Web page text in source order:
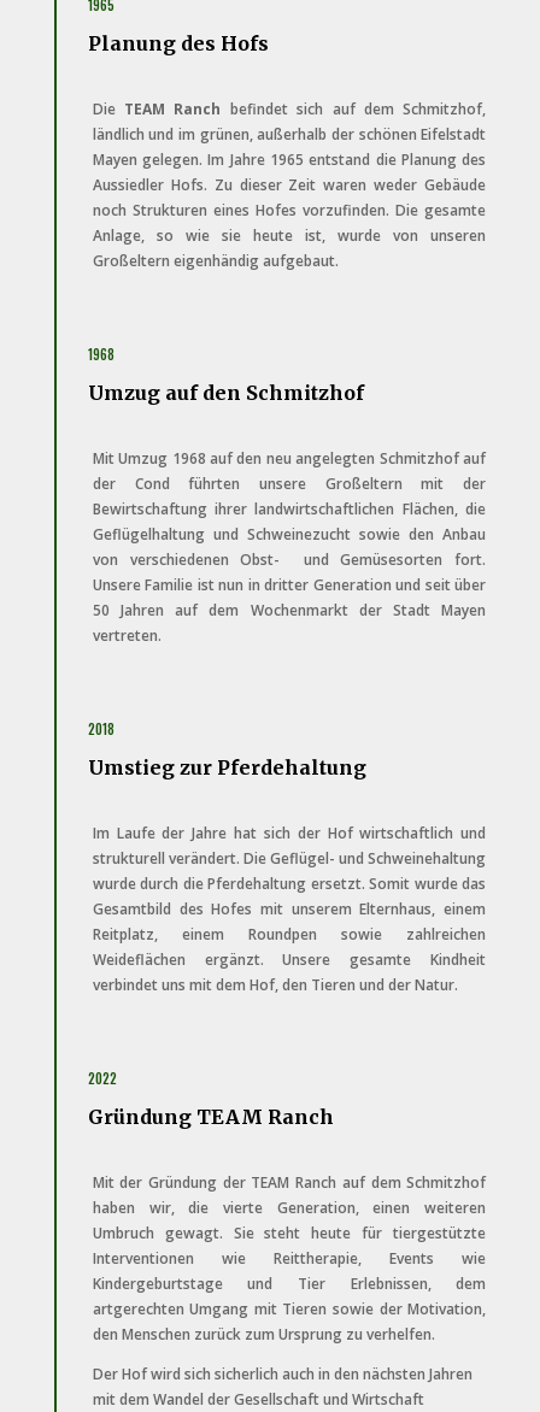
1965
Planung des Hofs
Die TEAM Ranch befindet sich auf dem Schmitzhof,
ländlich und im grünen, außerhalb der schönen Eifelstadt
Mayen gelegen. Im Jahre 1965 entstand die Planung des
Aussiedler Hofs. Zu dieser Zeit waren weder Gebäude
noch Strukturen eines Hofes vorzufinden. Die gesamte
Anlage, so wie sie heute ist, wurde von unseren
Großeltern eigenhändig aufgebaut.
1968
Umzug auf den Schmitzhof
Mit Umzug 1968 auf den neu angelegten Schmitzhof auf
der Cond führten unsere Großeltern mit der
Bewirtschaftung ihrer landwirtschaftlichen Flächen, die
Geflügelhaltung und Schweinezucht sowie den Anbau
von verschiedenen Obst- und Gemüsesorten fort.
Unsere Familie ist nun in dritter Generation und seit über
50 Jahren auf dem Wochenmarkt der Stadt Mayen
vertreten.
2018
Umstieg zur Pferdehaltung
Im Laufe der Jahre hat sich der Hof wirtschaftlich und
strukturell verändert. Die Geflügel- und Schweinehaltung
wurde durch die Pferdehaltung ersetzt. Somit wurde das
Gesamtbild des Hofes mit unserem Elternhaus, einem
Reitplatz, einem Roundpen sowie zahlreichen
Weideflächen ergänzt. Unsere gesamte Kindheit
verbindet uns mit dem Hof, den Tieren und der Natur.
2022
Gründung TEAM Ranch
Mit der Gründung der TEAM Ranch auf dem Schmitzhof
haben wir, die vierte Generation, einen weiteren
Umbruch gewagt. Sie steht heute für tiergestützte
Interventionen wie Reittherapie, Events wie
Kindergeburtstage und Tier Erlebnissen, dem
artgerechten Umgang mit Tieren sowie der Motivation,
den Menschen zurück zum Ursprung zu verhelfen.
Der Hof wird sich sicherlich auch in den nächsten Jahren
mit dem Wandel der Gesellschaft und Wirtschaft